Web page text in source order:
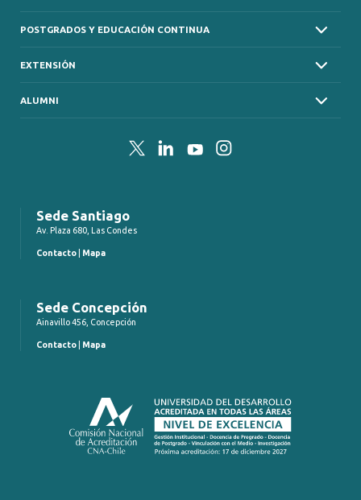
POSTGRADOS Y EDUCACIÓN CONTINUA
EXTENSIÓN
ALUMNI
TwitterLinkedInYouTubeInstagram
Sede Santiago
Av. Plaza 680, Las Condes
Contacto Mapa
Sede Concepción
Ainavillo 456, Concepción
Contacto Mapa